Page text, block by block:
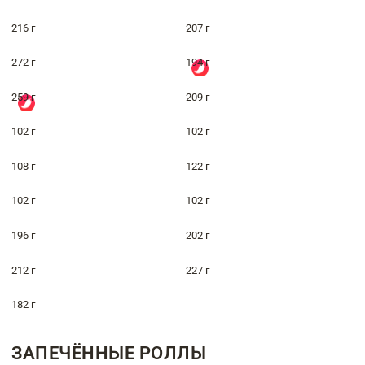
216 г 207 г
272 г 194 г
259 г 209 г
102 г 102 г
108 г 122 г
102 г 102 г
196 г 202 г
212 г 227 г
182 г
ЗАПЕЧЁННЫЕ РОЛЛЫ